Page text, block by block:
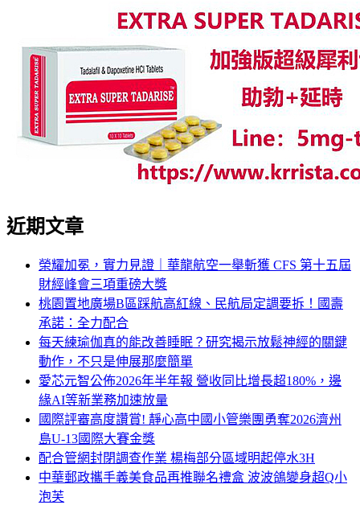
近期文章
榮耀加冕，實力見證｜華龍航空一舉斬獲 CFS 第十五屆
財經峰會三項重磅大獎
桃園置地廣場B區踩航高紅線、民航局定調要拆！國壽
承諾：全力配合
每天練瑜伽真的能改善睡眠？研究揭示放鬆神經的關鍵
動作，不只是伸展那麼簡單
愛芯元智公佈2026年半年報 營收同比增長超180%，邊
緣AI等新業務加速放量
國際評審高度讚賞! 靜心高中國小管樂團勇奪2026濟州
島U-13國際大賽金獎
配合管網封閉調查作業 楊梅部分區域明起停水3H
中華郵政攜手義美食品再推聯名禮盒 波波鴿變身超Q小
泡芙